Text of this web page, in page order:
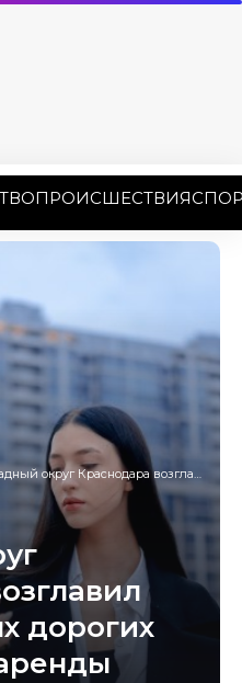
ПРОИСШЕСТВИЯ
Краснодара возглавил рейтинг самых дорогих районов для аренды
дорогих